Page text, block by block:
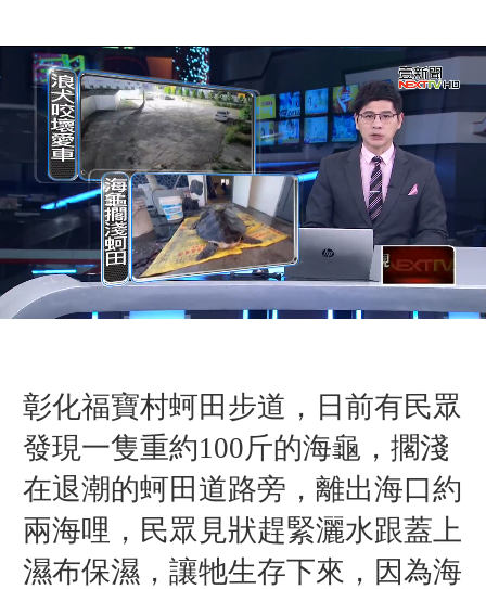
彰化福寶村蚵田步道，日前有民眾
發現一隻重約100斤的海龜，擱淺
在退潮的蚵田道路旁，離出海口約
兩海哩，民眾見狀趕緊灑水跟蓋上
濕布保濕，讓牠生存下來，因為海